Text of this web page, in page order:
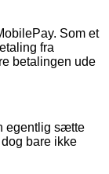
Som et
fra
betalingen ude
egentlig sætte
bare ikke